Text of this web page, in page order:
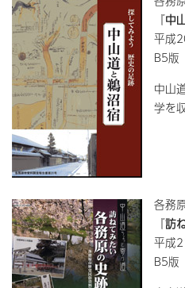
『中
平成
B5
中山
学を
各務
『訪
平成
B5